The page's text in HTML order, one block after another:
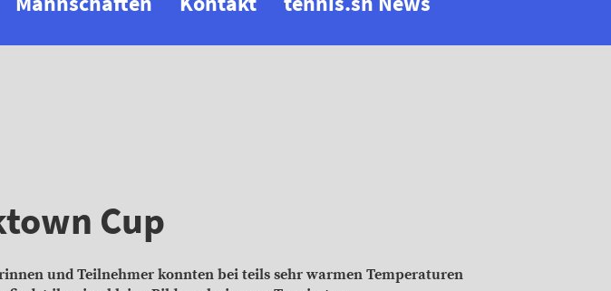
Cup
und Teilnehmer konnten bei teils sehr warmen Temperaturen